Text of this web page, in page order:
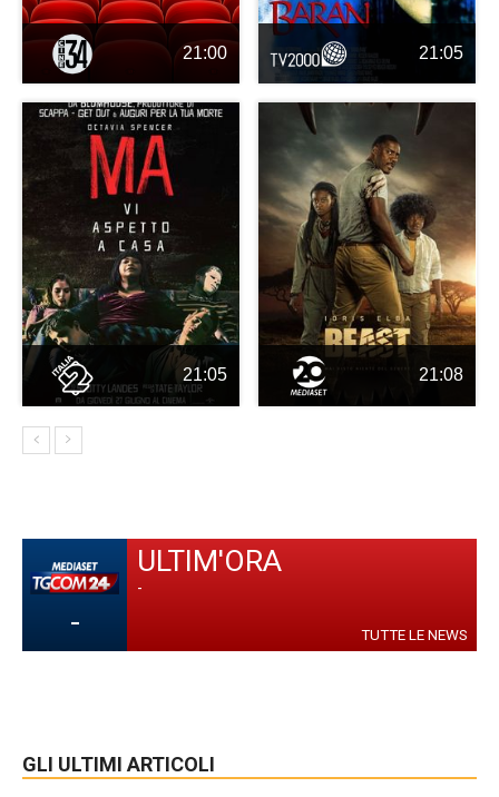
21:00 21:05
21:05 21:08
-
ULTIM'ORA
-
TUTTE LE NEWS
GLI ULTIMI ARTICOLI